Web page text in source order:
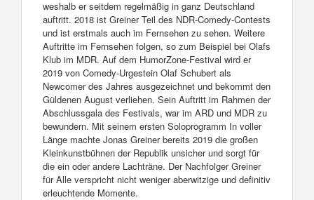
weshalb er seitdem regelmäßig in ganz Deutschland
auftritt. 2018 ist Greiner Teil des NDR-Comedy-Contests
und ist erstmals auch im Fernsehen zu sehen. Weitere
Auftritte im Fernsehen folgen, so zum Beispiel bei Olafs
Klub im MDR. Auf dem HumorZone-Festival wird er
2019 von Comedy-Urgestein Olaf Schubert als
Newcomer des Jahres ausgezeichnet und bekommt den
Güldenen August verliehen. Sein Auftritt im Rahmen der
Abschlussgala des Festivals, war im ARD und MDR zu
bewundern. Mit seinem ersten Soloprogramm In voller
Länge machte Jonas Greiner bereits 2019 die großen
Kleinkunstbühnen der Republik unsicher und sorgt für
die ein oder andere Lachträne. Der Nachfolger Greiner
für Alle verspricht nicht weniger aberwitzige und definitiv
erleuchtende Momente.